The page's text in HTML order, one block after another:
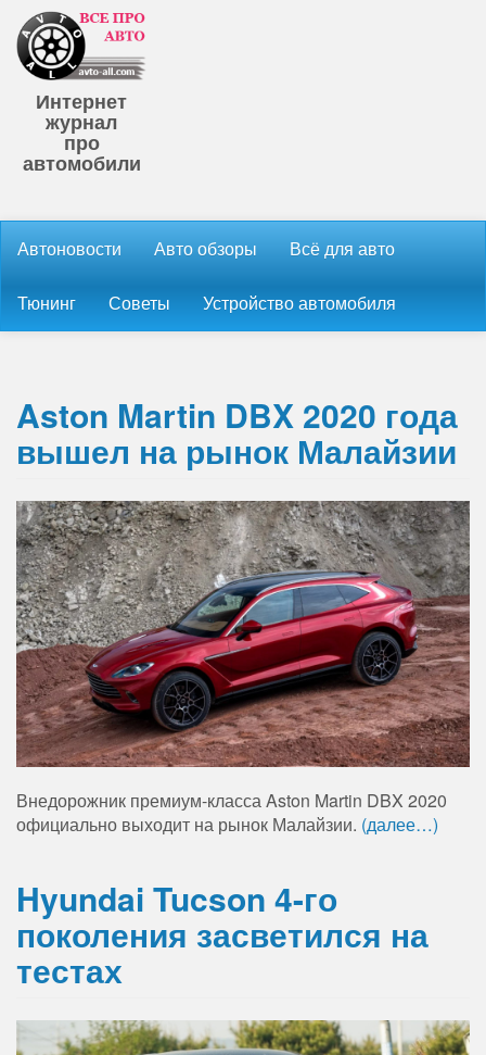
Интернет
журнал
про
автомобили
Автоновости Авто обзоры Всё для авто
Тюнинг Советы Устройство автомобиля
Aston Martin DBX 2020 года
вышел на рынок Малайзии
Внедорожник премиум-класса Aston Martin DBX 2020
официально выходит на рынок Малайзии. (далее…)
Hyundai Tucson 4-го
поколения засветился на
тестах